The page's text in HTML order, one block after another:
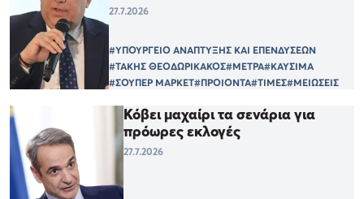
27.7.2026
#ΥΠΟΥΡΓΕΙΟ ΑΝΑΠΤΥΞΗΣ ΚΑΙ ΕΠΕΝΔΥΣΕΩΝ
#ΤΑΚΗΣ ΘΕΟΔΩΡΙΚΑΚΟΣ#ΜΕΤΡΑ#ΚΑΥΣΙΜΑ
#ΣΟΥΠΕΡ ΜΑΡΚΕΤ#ΠΡΟΙΟΝΤΑ#ΤΙΜΕΣ#ΜΕΙΩΣΕΙΣ
Κόβει μαχαίρι τα σενάρια για
πρόωρες εκλογές
27.7.2026